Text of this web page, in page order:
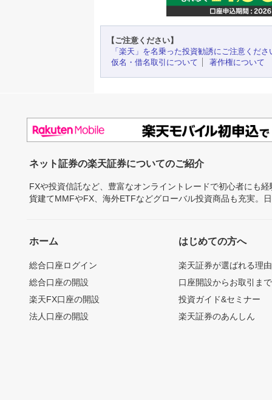
【ご注意ください】
「楽天」を名乗った投資勧誘にご注意くださ
仮名・借名取引について
著作権について
ネット証券の楽天証券についてのご紹介
FXや投資信託など、豊富なオンライントレードで初心者にも
貨建てMMFやFX、海外ETFなどグローバル投資商品も充実。
ホーム
総合口座ログイン
総合口座の開設
楽天FX口座の開設
法人口座の開設
はじめての方へ
楽天証券が選ばれる理由
口座開設からお取引ま
投資ガイド&セミナー
楽天証券のあんしん